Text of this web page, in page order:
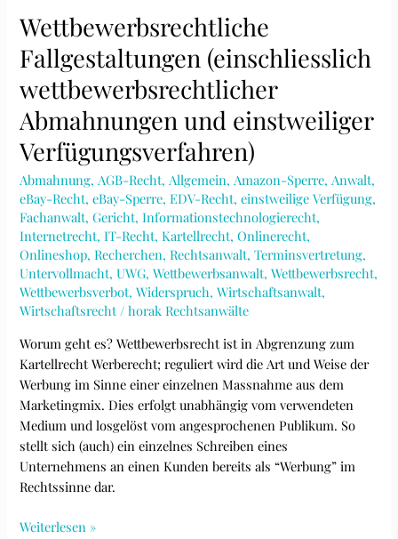
OLG
Braunschweig
v.
3.5.2022
–
4
U
525/21
Wettbewerbsrechtliche
Fallgestaltungen (einschliesslich
wettbewerbsrechtlicher
Abmahnungen und einstweiliger
Verfügungsverfahren)
Abmahnung,AGB-Recht,Allgemein,Amazon-Sperre,Anwalt,
eBay-Recht,eBay-Sperre,EDV-Recht,einstweilige Verfügung,
Fachanwalt,Gericht,Informationstechnologierecht,
Internetrecht,IT-Recht,Kartellrecht,Onlinerecht,
Onlineshop,Recherchen,Rechtsanwalt,Terminsvertretung,
Untervollmacht,UWG,Wettbewerbsanwalt,Wettbewerbsrecht,
Wettbewerbsverbot,Widerspruch,Wirtschaftsanwalt,
Wirtschaftsrecht/horak Rechtsanwälte
Worum geht es? Wettbewerbsrecht ist in Abgrenzung zum
Kartellrecht Werberecht; reguliert wird die Art und Weise der
Werbung im Sinne einer einzelnen Massnahme aus dem
Marketingmix. Dies erfolgt unabhängig vom verwendeten
Medium und losgelöst vom angesprochenen Publikum. So
stellt sich (auch) ein einzelnes Schreiben eines
Unternehmens an einen Kunden bereits als “Werbung” im
Rechtssinne dar.
Wettbewerbsrechtliche
Weiterlesen »